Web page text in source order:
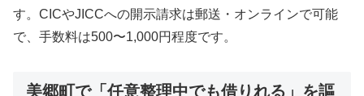
す。CICやJICCへの開示請求は郵送・オンラインで可能
で、手数料は500〜1,000円程度です。
美郷町で「任意整理中でも借りれる」を謳